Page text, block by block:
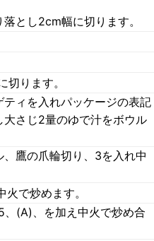
とし2cm幅に切ります。
ります。
ィを入れパッケージの表記
さじ2量のゆで汁をボウル
鷹の爪輪切り、3を入れ中
で炒めます。
、(A)、を加え中火で炒め合